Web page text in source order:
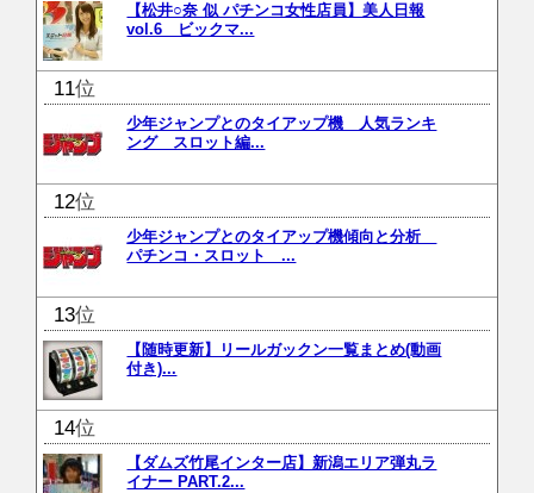
【松井○奈 似 パチンコ女性店員】美人日報
vol.6 ビックマ...
位
少年ジャンプとのタイアップ機 人気ランキ
ング スロット編...
位
少年ジャンプとのタイアップ機傾向と分析
パチンコ・スロット ...
位
【随時更新】リールガックン一覧まとめ(動画
付き)...
位
【ダムズ竹尾インター店】新潟エリア弾丸ラ
イナー PART.2...